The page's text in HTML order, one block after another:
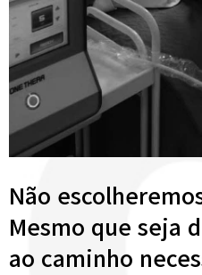
Não
Mesmo que seja
ao caminho